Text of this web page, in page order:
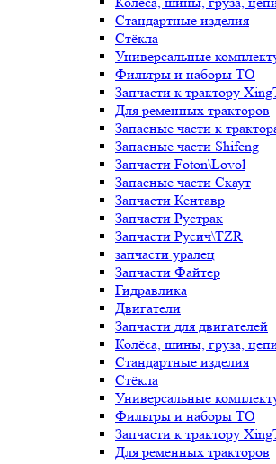
Стандартные изделия
Стёкла
Универсальные
Фильтры и наборы ТО
Запчасти к трактору
Для ременных тракторов
Запасные части к
Запасные части Shifeng
Запчасти Foton\Lovol
Запасные части Скаут
Запчасти Кентавр
Запчасти Рустрак
Запчасти Русич\TZR
запчасти уралец
Запчасти Файтер
Гидравлика
Двигатели
Запчасти для двигателей
Колёса, шины, груза,
Стандартные изделия
Стёкла
Универсальные
Фильтры и наборы ТО
Запчасти к трактору
Для ременных тракторов